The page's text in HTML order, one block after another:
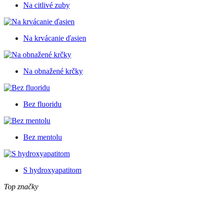
Na citlivé zuby
Na krvácanie ďasien
Na obnažené krčky
Bez fluoridu
Bez mentolu
S hydroxyapatitom
Top značky